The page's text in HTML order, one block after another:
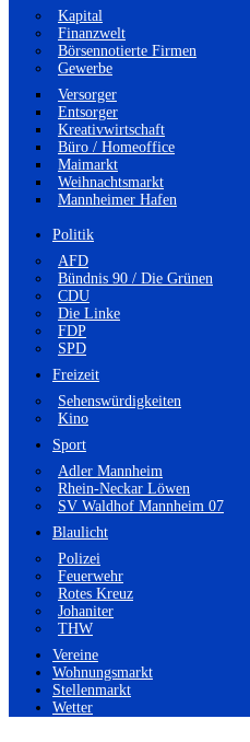
Kapital
Finanzwelt
Börsennotierte Firmen
Gewerbe
Versorger
Entsorger
Kreativwirtschaft
Büro / Homeoffice
Maimarkt
Weihnachtsmarkt
Mannheimer Hafen
Politik
AFD
Bündnis 90 / Die Grünen
CDU
Die Linke
FDP
SPD
Freizeit
Sehenswürdigkeiten
Kino
Sport
Adler Mannheim
Rhein-Neckar Löwen
SV Waldhof Mannheim 07
Blaulicht
Polizei
Feuerwehr
Rotes Kreuz
Johaniter
THW
Vereine
Wohnungsmarkt
Stellenmarkt
Wetter